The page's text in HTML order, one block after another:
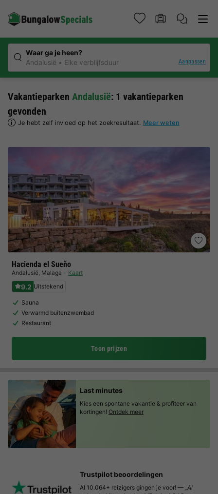
Waar ga je heen?
Andalusië
Elke verblijfsduur Aanpassen
Vakantieparken Andalusië: 1 vakantieparken
gevonden
Je hebt zelf invloed op het zoekresultaat. Meer weten
Hacienda el Sueño
Andalusië, Malaga Kaart
9.2 Uitstekend
Sauna
Verwarmd buitenzwembad
Restaurant
Toon prijzen
Last minutes
Kies een spontane vakantie & profiteer van
kortingen! Ontdek meer
Trustpilot beoordelingen
Al 10.064+ reizigers gingen je voor! — „Al